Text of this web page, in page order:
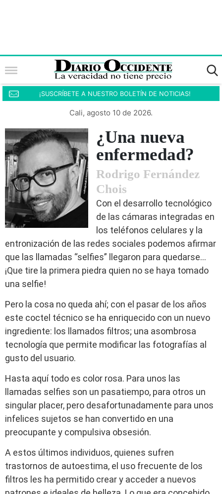
¡SUSCRÍBETE A NUESTRO BOLETÍN DE NOTICIAS!
Cali, agosto 10 de 2026.
¿Una nueva
enfermedad?
Rodrigo Fernández
Chois
Con el desarrollo tecnológico
de las cámaras integradas en
los teléfonos celulares y la
entronización de las redes sociales podemos afirmar
que las llamadas “selfies” llegaron para quedarse…
¡Que tire la primera piedra quien no se haya tomado
una selfie!
Pero la cosa no queda ahí; con el pasar de los años
este coctel técnico se ha enriquecido con un nuevo
ingrediente: los llamados filtros; una asombrosa
tecnología que permite modificar las fotografías al
gusto del usuario.
Hasta aquí todo es color rosa. Para unos las
llamadas selfies son un pasatiempo, para otros un
singular placer, pero desafortunadamente para unos
infelices sujetos se han convertido en una
preocupante y compulsiva obsesión.
A estos últimos individuos, quienes sufren
trastornos de autoestima, el uso frecuente de los
filtros les ha permitido crear y acceder a nuevos